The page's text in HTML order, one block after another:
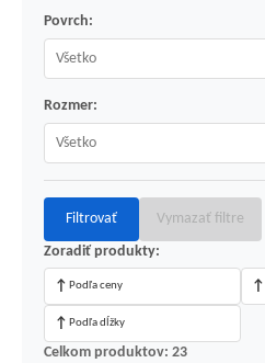
Povrch:
Rozmer:
Filtrovať
Vymazať filtre
Zoradiť produkty:
↑ Podľa ceny ↑
↑ Podľa dĺžky
Celkom produktov: 23